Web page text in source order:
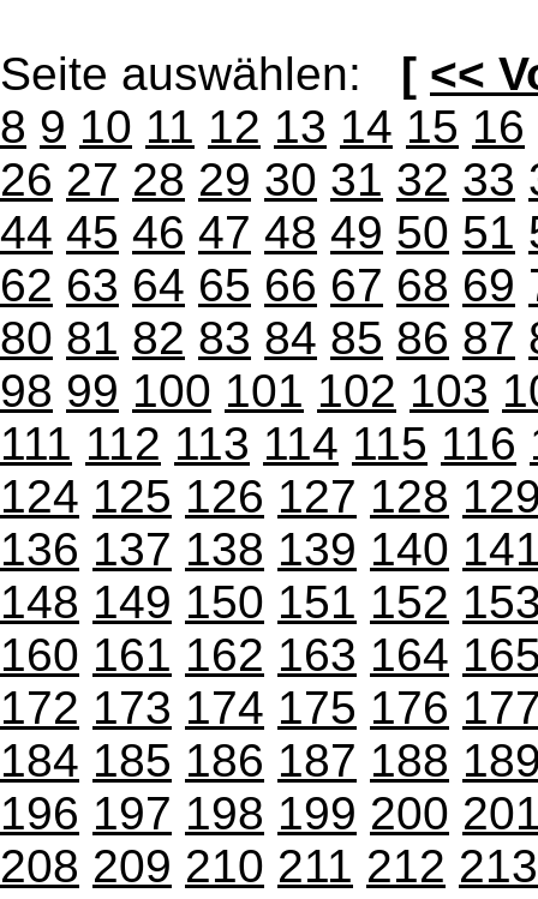
Seite auswählen: [ <<
8 9 10 11 12 13 14 15 16
26 27 28 29 30 31 32 33
44 45 46 47 48 49 50 51
62 63 64 65 66 67 68 69
80 81 82 83 84 85 86 87
98 99 100 101 102 103
111 112 113 114 115 116
124 125 126 127 128
136 137 138 139 140
148 149 150 151 152
160 161 162 163 164
172 173 174 175 176
184 185 186 187 188
196 197 198 199 200
208 209 210 211 212 213